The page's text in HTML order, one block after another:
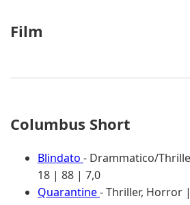
Film
Columbus Short
Blindato - Drammatico/
18 | 88 | 7,0
Quarantine- Thriller, Horror